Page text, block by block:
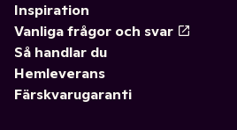
Inspiration
Vanliga frågor och svar
Så handlar du
Hemleverans
Färskvarugaranti